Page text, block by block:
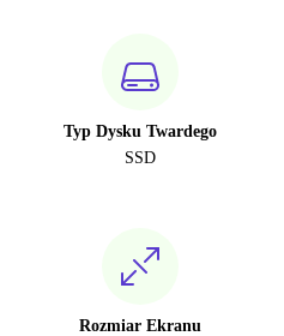
Typ Dysku Twardego
SSD
Rozmiar Ekranu